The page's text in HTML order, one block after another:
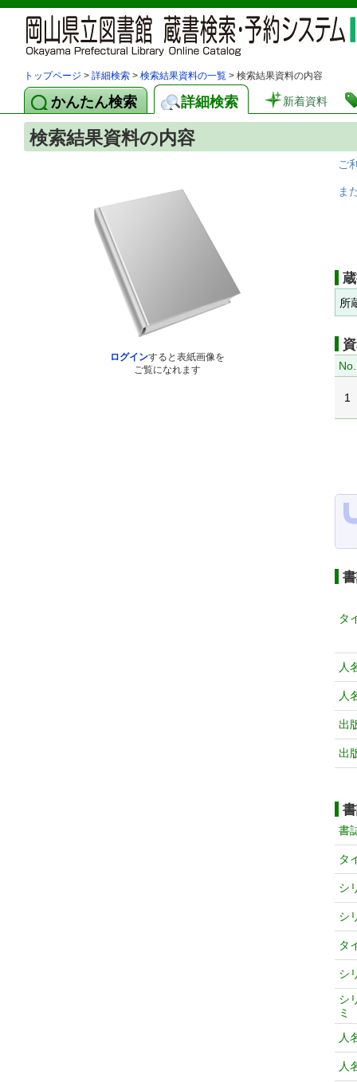
トップページ > 詳細検索 > 検索結果資料の一覧 > 検索結果資料の内容
かんたん検索 詳細検索 新着資料
検索結果資料の内容
ログインすると表紙画像を
ご覧になれます
ご
ま
所
No.
1
タ
人
人
出
出
書
タ
シ
シ
タ
シ
シ
ミ
人
人